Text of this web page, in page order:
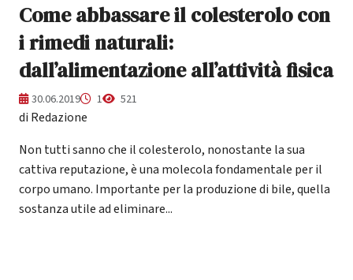
Come abbassare il colesterolo con
i rimedi naturali:
dall’alimentazione all’attività fisica
30.06.2019 1 521
di Redazione
Non tutti sanno che il colesterolo, nonostante la sua
cattiva reputazione, è una molecola fondamentale per il
corpo umano. Importante per la produzione di bile, quella
sostanza utile ad eliminare...